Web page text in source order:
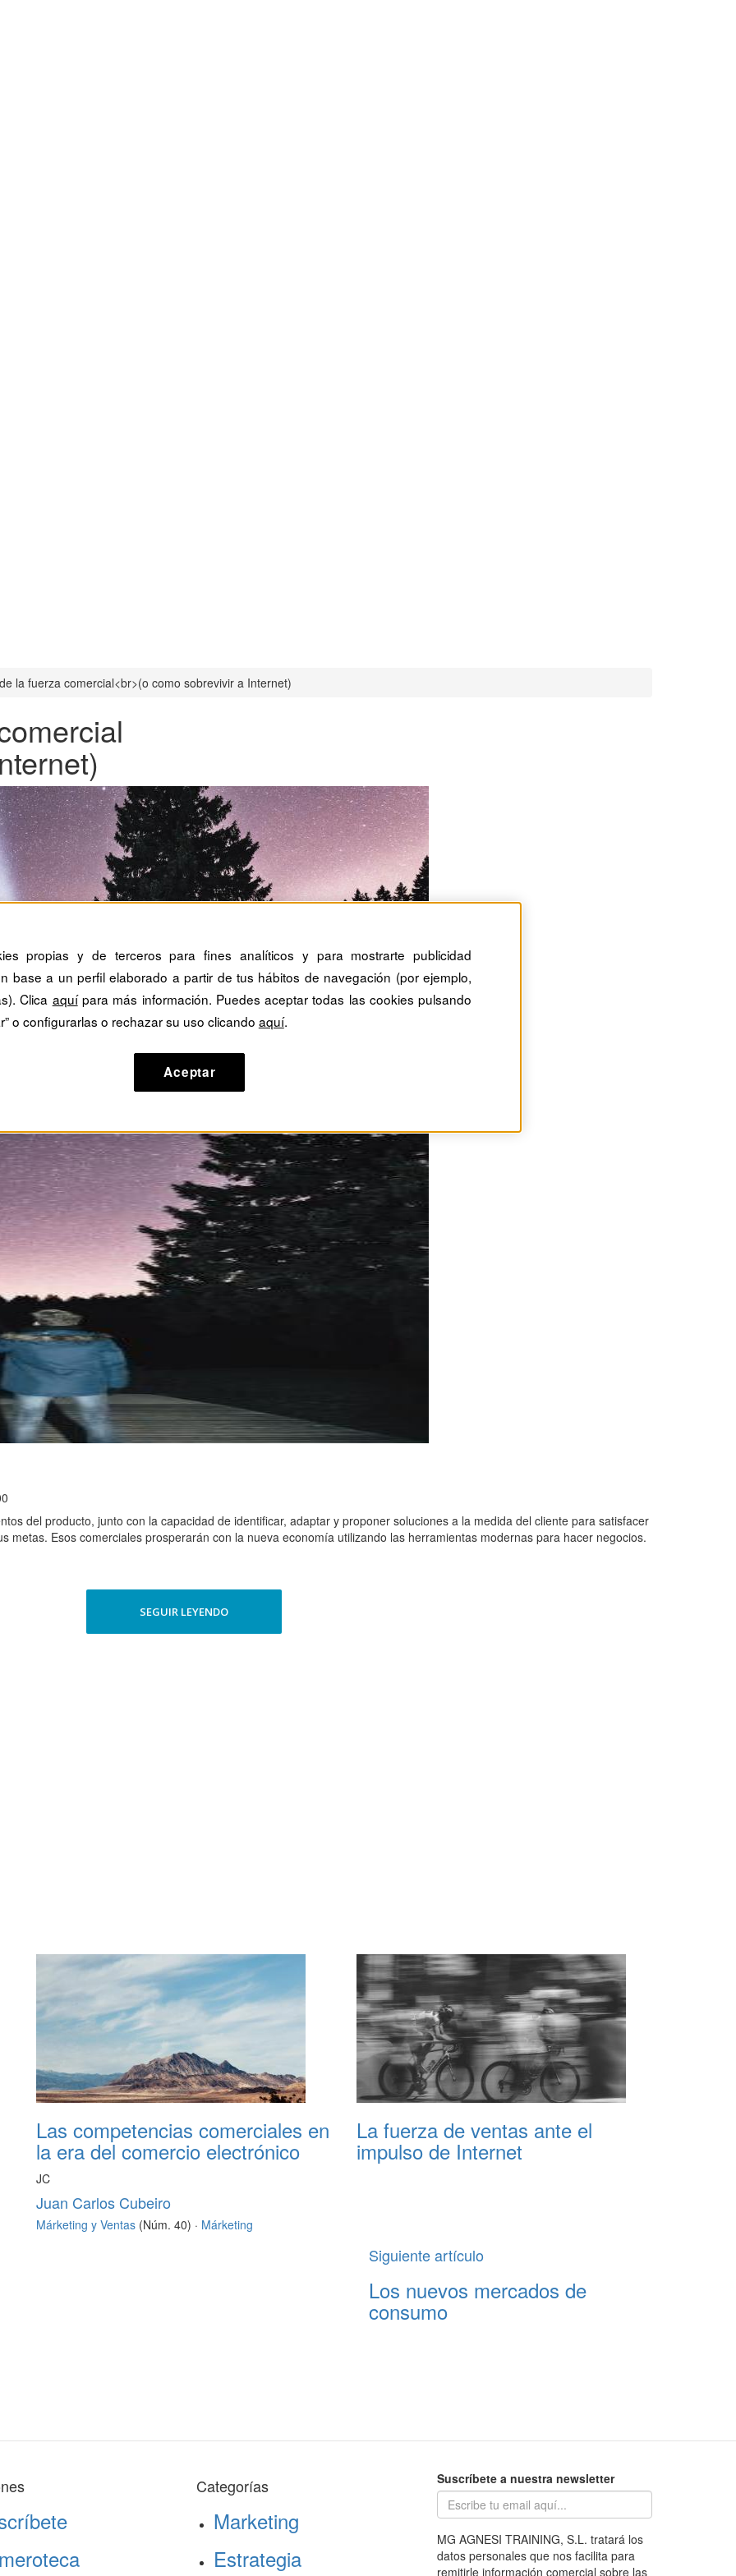
la fuerza comercial<br>(o como sobrevivir a Internet)
del producto, junto con la capacidad de identificar, adaptar y proponer soluciones a la medida del cliente para satisfacer
metas. Esos comerciales prosperarán con la nueva economía utilizando las herramientas modernas para hacer negocios.
SEGUIR LEYENDO
Las competencias comerciales en
la era del comercio electrónico
JC
Juan Carlos Cubeiro
Márketing y Ventas (Núm. 40) · Márketing
La fuerza de ventas ante el
impulso de Internet
Siguiente artículo
Los nuevos mercados de
consumo
Categorías
Marketing
Estrategia
Suscríbete a nuestra newsletter
MG AGNESI TRAINING, S.L. tratará los
datos personales que nos facilita para
remitirle información comercial sobre las
propias y de terceros para fines analíticos y para mostrarte publicidad
base a un perfil elaborado a partir de tus hábitos de navegación (por ejemplo,
Clica aquípara más información. Puedes aceptar todas las cookies pulsando
o configurarlas o rechazar su uso clicando aquí.
Aceptar